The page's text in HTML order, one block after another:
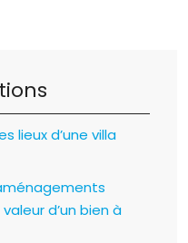
lieux d’une villa
d’un bien à